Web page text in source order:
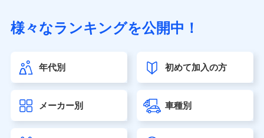
（https://www.sonylife.co.jp）
第一ネオ生命保険株式会社（https://neofirst.co.jp/）
大樹生命保険株式会社（https://www.taiju-life.co.jp）
seimei.co.jp）
チューリッヒ生命保険株式会社
様々なランキングを公開中！
年代別 初めて加入の方
メーカー別 車種別